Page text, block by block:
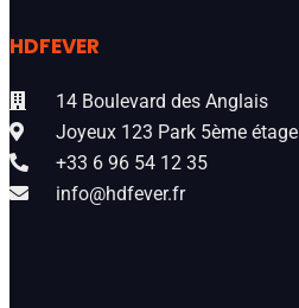
HDFEVER
14 Boulevard des Anglais
Joyeux 123 Park 5ème étage
+33 6 96 54 12 35
info@hdfever.fr